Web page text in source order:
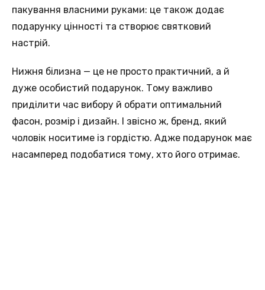
пакування власними руками: це також додає
подарунку цінності та створює святковий
настрій.
Нижня білизна — це не просто практичний, а й
дуже особистий подарунок. Тому важливо
приділити час вибору й обрати оптимальний
фасон, розмір і дизайн. І звісно ж, бренд, який
чоловік носитиме із гордістю. Адже подарунок має
насамперед подобатися тому, хто його отримає.